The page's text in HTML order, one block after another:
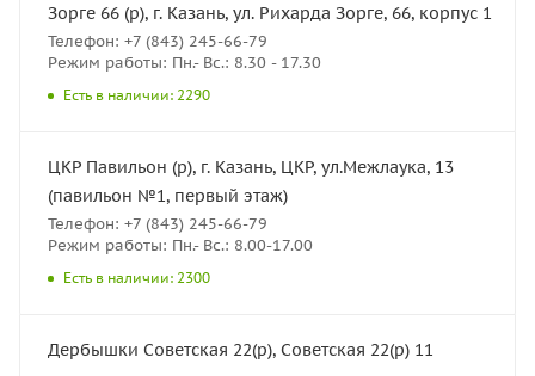
Зорге 66 (р), г. Казань, ул. Рихарда Зорге, 66, корпус 1
Телефон: +7 (843) 245-66-79
Режим работы: Пн.- Вс.: 8.30 - 17.30
Есть в наличии: 2290
ЦКР Павильон (р), г. Казань, ЦКР, ул.Межлаука, 13
(павильон №1, первый этаж)
Телефон: +7 (843) 245-66-79
Режим работы: Пн.- Вс.: 8.00-17.00
Есть в наличии: 2300
Дербышки Советская 22(р), Советская 22(р) 11